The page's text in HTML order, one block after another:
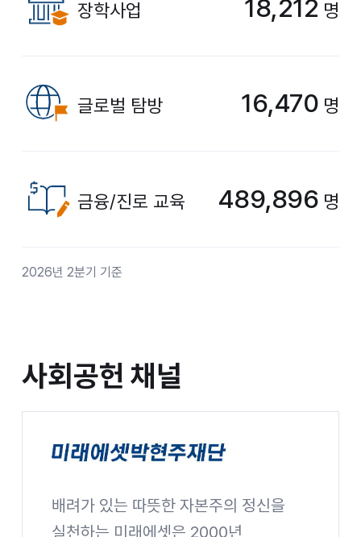
장학사업 18,212 명
글로벌 탐방 16,470 명
금융/진로 교육 489,896 명
2026년 2분기 기준
사회공헌 채널
배려가 있는 따뜻한 자본주의 정신을
실천하는 미래에셋은 2000년